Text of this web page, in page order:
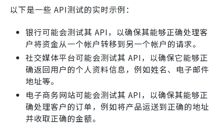
以下是一些 API测试的实时示例：
银行可能会测试其 API，以确保其能够正确处理客
户将资金从一个帐户转移到另一个帐户的请求。
社交媒体平台可能会测试其 API，以确保它能够正
确返回用户的个人资料信息，例如姓名、电子邮件
地址等。
电子商务网站可能会测试其 API，以确保其能够正
确处理客户的订单，例如将产品运送到正确的地址
并收取正确的金额。